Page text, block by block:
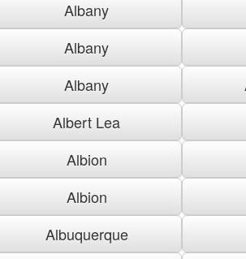
Albany
Albany
Albany
Albert Lea
Albion
Albion
Albuquerque